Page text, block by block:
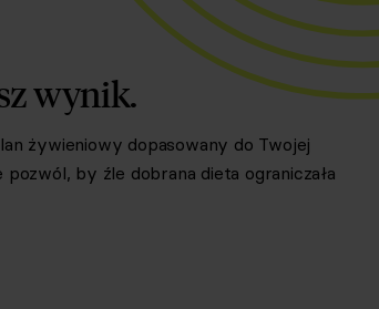
wynik.
żywieniowy dopasowany do Twojej
by źle dobrana dieta ograniczała